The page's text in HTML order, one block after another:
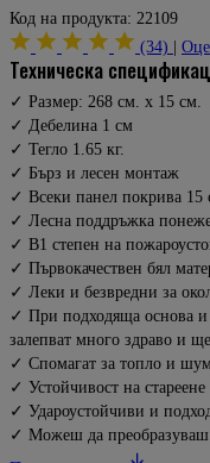
Код на продукта: 22109
(34)
техническа
✓ Размер: 268 см. х 15 см.
✓ Дебелина 1 см
✓ Тегло 1.65 кг.
✓ Бърз и лесен монтаж
✓ Всеки панел покрива 15
✓ Лесна поддръжка
✓ B1 степен на
✓ Първокачествен бял
✓ Леки и безвредни за
✓ При подходяща основа
залепват много здраво и
✓ Спомагат за топло и
✓ Устойчивост на стареене
✓ Удароустойчиви и
✓ Можеш да преобразуваш